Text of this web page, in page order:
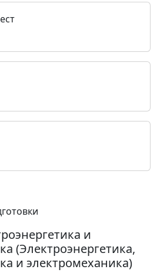
и
(Электроэнергетика,
и электромеханика)